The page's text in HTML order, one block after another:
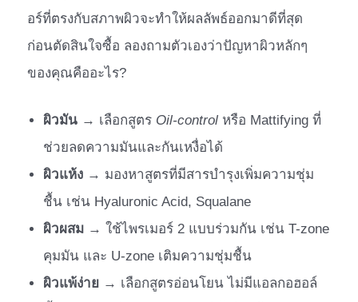
อร์ที่ตรงกับสภาพผิวจะทำให้ผลลัพธ์ออกมาดีที่สุด
ก่อนตัดสินใจซื้อ ลองถามตัวเองว่าปัญหาผิวหลักๆ
ของคุณคืออะไร?
ผิวมัน → เลือกสูตร Oil-control หรือ Mattifying ที่
ช่วยลดความมันและกันเหงื่อได้
ผิวแห้ง → มองหาสูตรที่มีสารบำรุงเพิ่มความชุ่ม
ชื้น เช่น Hyaluronic Acid, Squalane
ผิวผสม → ใช้ไพรเมอร์ 2 แบบร่วมกัน เช่น T-zone
คุมมัน และ U-zone เติมความชุ่มชื้น
ผิวแพ้ง่าย → เลือกสูตรอ่อนโยน ไม่มีแอลกอฮอล์